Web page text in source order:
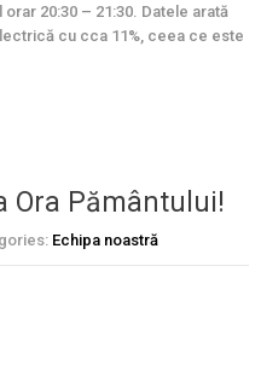
20:30 – 21:30. Datele arată
cu cca 11%, ceea ce este
Ora Pământului!
Echipa noastră